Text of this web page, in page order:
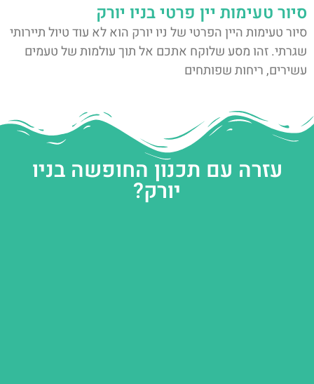
סיור טעימות יין פרטי בניו יורק
סיור טעימות היין הפרטי של ניו יורק הוא לא עוד טיול תיירותי
שגרתי. זהו מסע שלוקח אתכם אל תוך עולמות של טעמים
עשירים, ריחות שפותחים
עזרה עם תכנון החופשה בניו
יורק?